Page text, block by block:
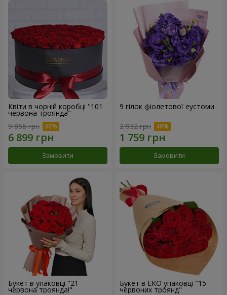
Квіти в чорній коробці "101
червона троянда"
9 856 грн
Замовити
9 гілок фіолетової еустоми
2 932 грн
Замовити
Букет в упаковці "21
червона троянда!"
Букет в ЕКО упаковці "15
червоних троянд"